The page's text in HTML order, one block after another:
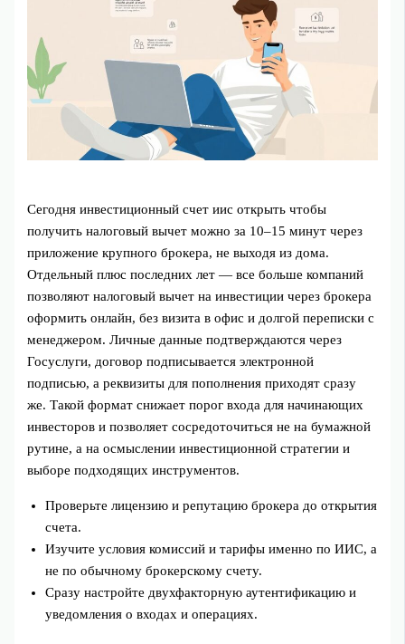
Сегодня инвестиционный счет иис открыть чтобы
получить налоговый вычет можно за 10–15 минут через
приложение крупного брокера, не выходя из дома.
Отдельный плюс последних лет — все больше компаний
позволяют налоговый вычет на инвестиции через брокера
оформить онлайн, без визита в офис и долгой переписки с
менеджером. Личные данные подтверждаются через
Госуслуги, договор подписывается электронной
подписью, а реквизиты для пополнения приходят сразу
же. Такой формат снижает порог входа для начинающих
инвесторов и позволяет сосредоточиться не на бумажной
рутине, а на осмыслении инвестиционной стратегии и
выборе подходящих инструментов.
Проверьте лицензию и репутацию брокера до открытия
счета.
Изучите условия комиссий и тарифы именно по ИИС, а
не по обычному брокерскому счету.
Сразу настройте двухфакторную аутентификацию и
уведомления о входах и операциях.